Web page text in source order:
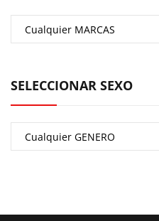
SELECCIONAR SEXO